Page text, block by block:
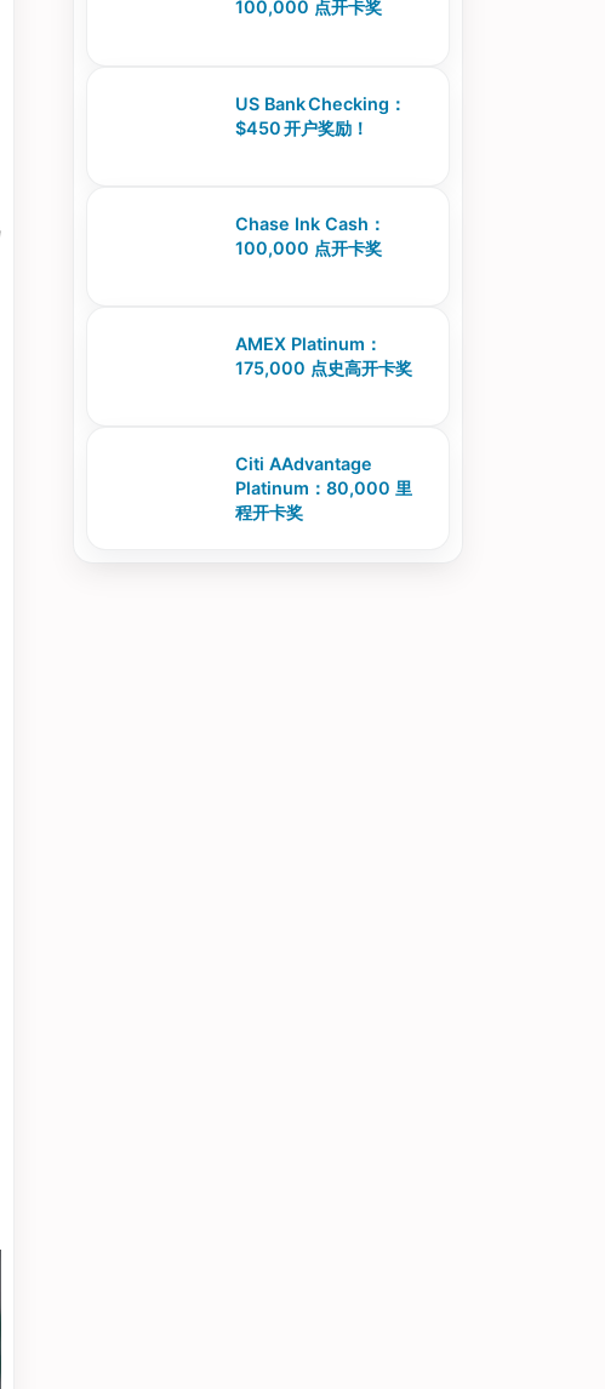
100,000 点开卡奖
US Bank Checking：
$450 开户奖励！
Chase Ink Cash：
100,000 点开卡奖
AMEX Platinum：
175,000 点史高开卡奖
Citi AAdvantage
Platinum：80,000 里
程开卡奖